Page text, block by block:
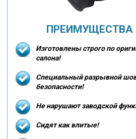
ПРЕИМУЩЕСТВА
Изготовлены строго по
салона!
Специальный разрывной
безопасности!
Не нарушают заводской
Сидят как влитые!